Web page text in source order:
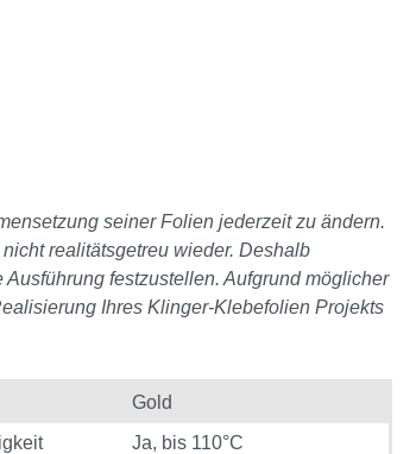
seiner Folien jederzeit zu ändern.
realitätsgetreu wieder. Deshalb
festzustellen. Aufgrund möglicher
Ihres Klinger-Klebefolien Projekts
Gold
Ja, bis 110°C